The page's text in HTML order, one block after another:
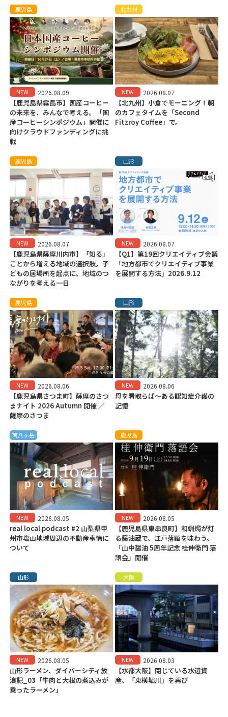
鹿児島
NEW 2026.08.09
【鹿児島県霧島市】国産コーヒー
の未来を、みんなで考える。「国
産コーヒーシンポジウム」開催に
向けクラウドファンディングに挑
戦
北九州
NEW 2026.08.07
【北九州】小倉でモーニング！朝
のカフェタイムを「Second
Fitzroy Coffee」で。
鹿児島
NEW 2026.08.07
【鹿児島県薩摩川内市】「知る」
ことから増える地域の選択肢。子
どもの居場所を起点に、地域のつ
ながりを考える一日
山形
NEW 2026.08.07
【Q1】第19回クリエイティブ会議
「地方都市でクリエイティブ事業
を展開する方法」2026.9.12
鹿児島
NEW 2026.08.06
【鹿児島県さつま町】薩摩のさつ
まナイト 2026 Autumn 開催 ／
薩摩のさつま
山形
NEW 2026.08.06
母を看取らば～ある認知症介護の
記憶
南八ヶ岳
NEW 2026.08.05
real local podcast #2 山梨県甲
州市塩山地域周辺の不動産事情に
ついて
鹿児島
NEW 2026.08.05
【鹿児島県東串良町】和蝋燭が灯
る醤油蔵で、江戸落語を味わう。
「山中醤油 5周年記念 桂伸衛門 落
語会」開催
山形
NEW 2026.08.05
山形ラーメン、ダイバーシティ放
浪記_03「牛肉と大根の煮込みが
乗ったラーメン」
大阪
NEW 2026.08.03
【水都大阪】閉じている水辺資
産、「東横堀川」を再び